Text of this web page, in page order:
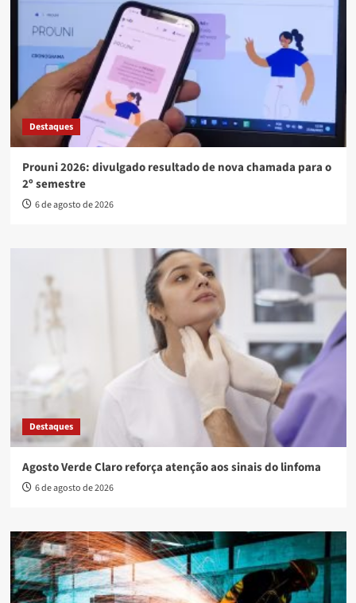
Destaques
Prouni 2026: divulgado resultado de nova chamada para o
2º semestre
6 de agosto de 2026
Destaques
Agosto Verde Claro reforça atenção aos sinais do linfoma
6 de agosto de 2026